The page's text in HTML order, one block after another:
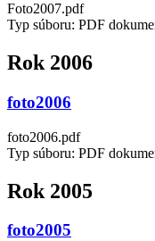
Foto2007.pdf
Typ súboru: PDF
Rok 2006
foto2006
foto2006.pdf
Typ súboru: PDF
Rok 2005
foto2005